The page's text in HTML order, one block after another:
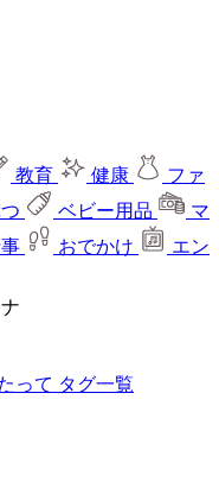
教育 健康
ファ
ベビー用品
マ
おでかけ
エン
って タグ一覧